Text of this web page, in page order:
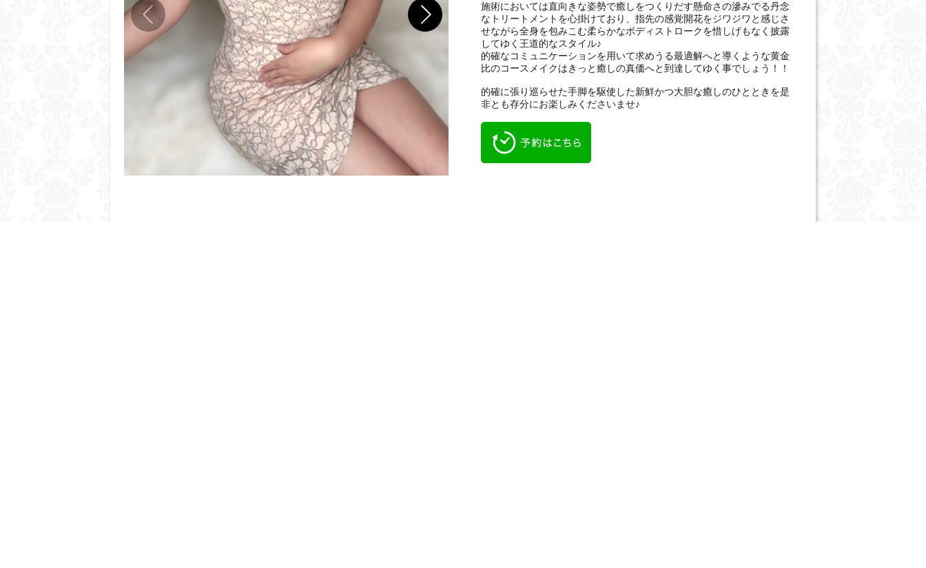
施術においては直向きな姿勢で癒しをつくりだす懸命さの滲みでる丹念
なトリートメントを心掛けており、指先の感覚開花をジワジワと感じさ
せながら全身を包みこむ柔らかなボディストロークを惜しげもなく披露
してゆく王道的なスタイル♪
的確なコミュニケーションを用いて求めうる最適解へと導くような黄金
比のコースメイクはきっと癒しの真価へと到達してゆく事でしょう！！
的確に張り巡らせた手脚を駆使した新鮮かつ大胆な癒しのひとときを是
非とも存分にお楽しみくださいませ♪